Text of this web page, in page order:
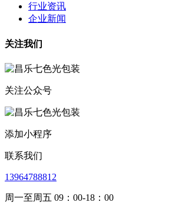
行业资讯
企业新闻
关注我们
关注公众号
添加小程序
联系我们
13964788812
周一至周五 09：00-18：00